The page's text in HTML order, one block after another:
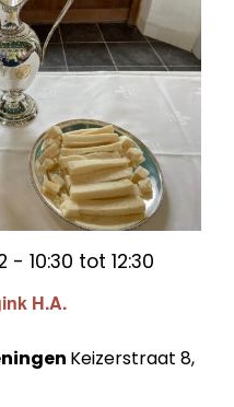
H.A.
- 10:30 tot 12:30
Keizerstraat 8,